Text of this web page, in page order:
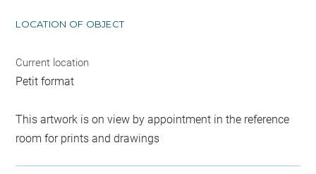
LOCATION OF OBJECT
Current location
Petit format
This artwork is on view by appointment in the reference
room for prints and drawings